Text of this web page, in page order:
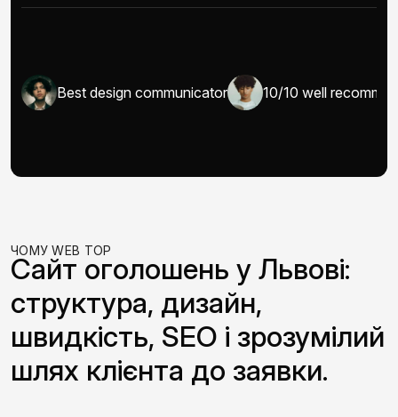
Best design communicator 10/10 well
ЧОМУ WEB TOP
Сайт оголошень у Львові:
структура, дизайн,
швидкість, SEO і зрозумілий
шлях клієнта до заявки.